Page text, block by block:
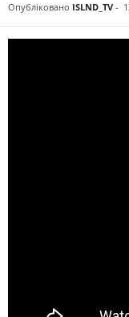
Опубліковано ISLND_TV -